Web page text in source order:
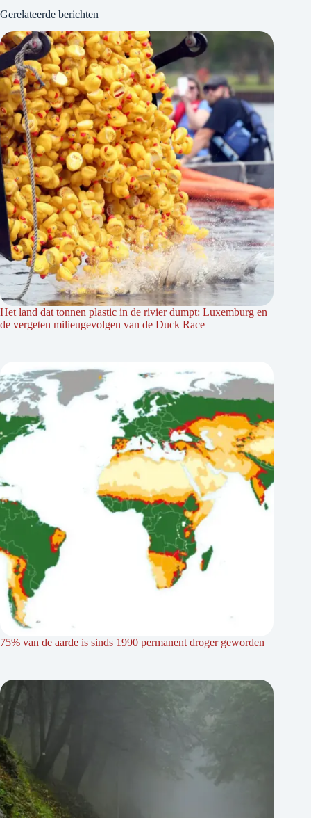
Gerelateerde berichten
Het land dat tonnen plastic in de rivier dumpt: Luxemburg en
de vergeten milieugevolgen van de Duck Race
75% van de aarde is sinds 1990 permanent droger geworden